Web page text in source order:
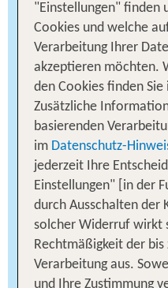
Für dich und deine
Schöneres, als durch
streifen? Die
Oase für
Wanderwege wie der
oder der
Obstplantagen und
belohnen mit
Wilhelmshöhe sowie
Entdecker folgen
interaktiven
vermitteln. Als
Familienurlaub am
Bodensee-Radweg:
"Einstellungen" finden
Cookies und welche
Verarbeitung Ihrer
akzeptieren möchten.
den Cookies finden Sie
Zusätzliche
basierenden
im Datenschutz-
jederzeit Ihre
Einstellungen" [in der
durch Ausschalten der
solcher Widerruf wirkt
Rechtmäßigkeit der
Verarbeitung aus.
und Ihre Zustimmung